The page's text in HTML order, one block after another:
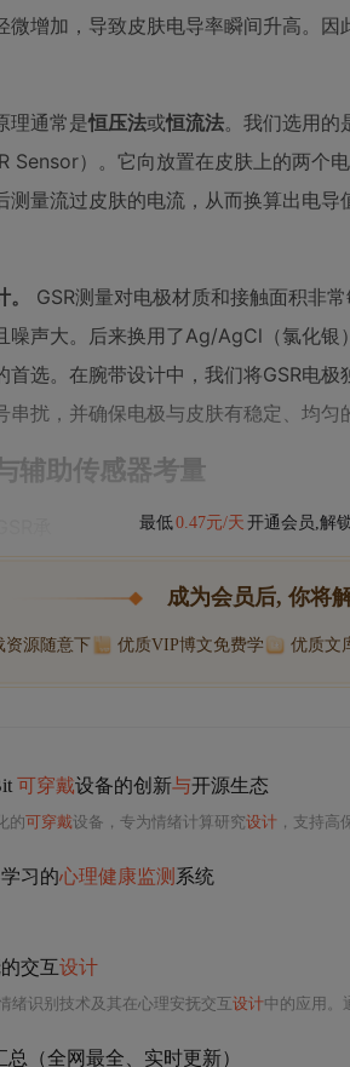
微增加，导致皮肤电导率瞬间升高。
理通常是恒压法或恒流法。我们选用的
Sensor）。它向放置在皮肤上的两个
测量流过皮肤的电流，从而换算出电
GSR测量对电极材质和接触面积非
噪声大。后来换用了Ag/AgCl（氯化银
首选。在腕带设计中，我们将GSR电
串扰，并确保电极与皮肤有稳定、均匀
辅助传感器考量
最低0.47元/天 开通会员,解
成为会员后, 你将
资源随意下 优质VIP博文免费学 优质文
可穿戴设备的创新与开源生态
的可穿戴设备，专为情绪计算研究设计 ，支持高
习的心理健康监测 系统
交互设计
绪识别技术及其在心理安抚交互设计中的应用。通过视觉、听觉和生理信号的综
（全网最全、实时更新）